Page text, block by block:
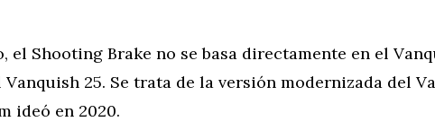
el Shooting Brake no se basa directamente en el
Vanquish 25. Se trata de la versión modernizada del
ideó en 2020.